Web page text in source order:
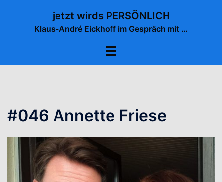
jetzt wirds PERSÖNLICH
Klaus-André Eickhoff im Gespräch mit …
Menü
#046 Annette Friese